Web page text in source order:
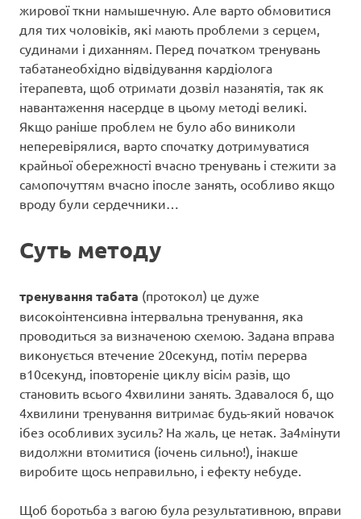
жирової ткни намышечную. Але варто обмовитися
для тих чоловіків, які мають проблеми з серцем,
судинами і диханням. Перед початком тренувань
табатанеобхідно відвідування кардіолога
ітерапевта, щоб отримати дозвіл назанятія, так як
навантаження насердце в цьому методі великі.
Якщо раніше проблем не було або виниколи
неперевірялися, варто спочатку дотримуватися
крайньої обережності вчасно тренувань і стежити за
самопочуттям вчасно іпосле занять, особливо якщо
вроду були сердечники…
Суть методу
тренування табата (протокол) це дуже
високоінтенсивна інтервальна тренування, яка
проводиться за визначеною схемою. Задана вправа
виконується втечение 20секунд, потім перерва
в10секунд, іповтореніе циклу вісім разів, що
становить всього 4хвилини занять. Здавалося б, що
4хвилини тренування витримає будь-який новачок
ібез особливих зусиль? На жаль, це нетак. За4мінути
видолжни втомитися (іочень сильно!), інакше
виробите щось неправильно, і ефекту небуде.
Щоб боротьба з вагою була результативною, вправи